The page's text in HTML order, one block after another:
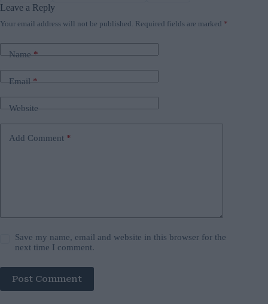
Leave a Reply
Your email address will not be published. Required fields are marked *
Name*
Email*
Website
Add Comment *
Save my name, email and website in this browser for the
next time I comment.
Post Comment